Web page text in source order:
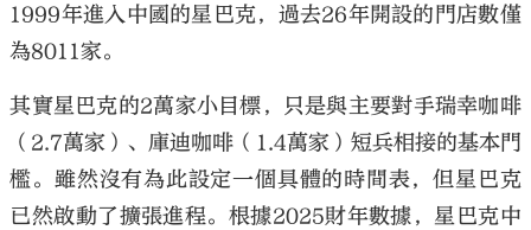
1999年進入中國的星巴克，過去26年開設的門店數僅
為8011家。
其實星巴克的2萬家小目標，只是與主要對手瑞幸咖啡
（2.7萬家）、庫迪咖啡（1.4萬家）短兵相接的基本門
檻。雖然沒有為此設定一個具體的時間表，但星巴克
已然啟動了擴張進程。根據2025財年數據，星巴克中